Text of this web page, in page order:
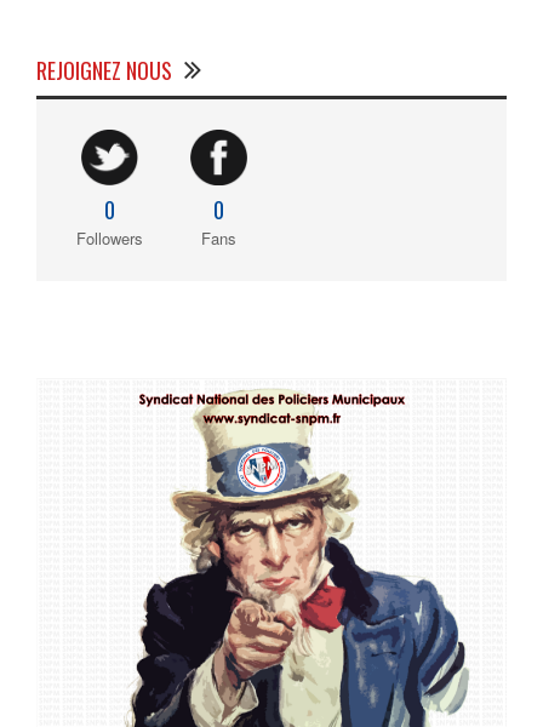
REJOIGNEZ NOUS
0
Followers
0
Fans